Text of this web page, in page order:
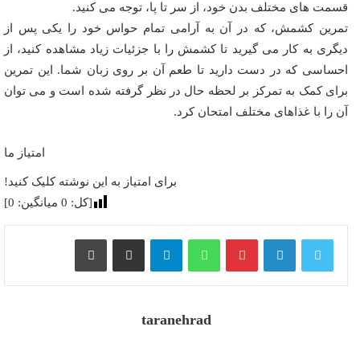
قسمت های مختلف بدن خود، از سر تا پا، توجه می کنید.
تمرین کشمش، که در آن به آرامی تمام حواس خود را یکی پس از
دیگری به کار می گیرید تا کشمش را با جزئیات زیاد مشاهده کنید، از
احساسی که در دست دارید تا طعم آن بر روی زبان شما. این تمرین
برای کمک به تمرکز بر لحظه حال در نظر گرفته شده است و می توان
آن را با غذاهای مختلف امتحان کرد.
امتیاز ما
برای امتیاز به این نوشته کلیک کنید!
[کل: 0 میانگین: 0
]
پینترست واتس آپ تلگرام اشتراک گذاری از طریق ایمیل
taranehrad